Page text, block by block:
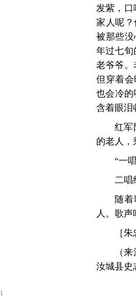
发紫，口
家人呢
被那些
年过七旬
老爷爷。
但穿着
也会冷的
含着眼泪
红军
的老人，
“一
二唱
随
人。歌声
［
（
汝城县史
1